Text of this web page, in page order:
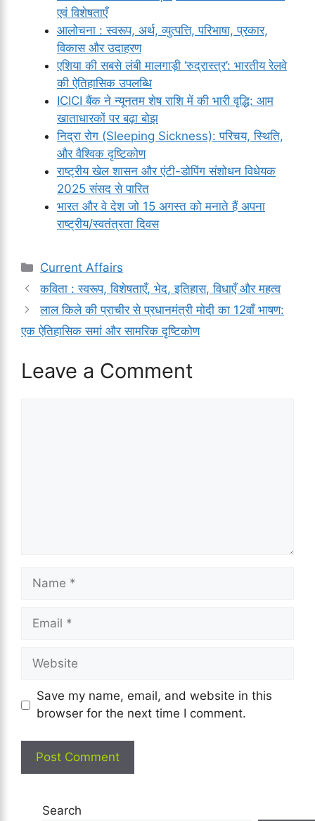
एवं विशेषताएँ
आलोचना : स्वरूप, अर्थ, व्युत्पत्ति, परिभाषा, प्रकार,
विकास और उदाहरण
एशिया की सबसे लंबी मालगाड़ी ‘रुद्रास्त्र’: भारतीय रेलवे
की ऐतिहासिक उपलब्धि
ICICI बैंक ने न्यूनतम शेष राशि में की भारी वृद्धि: आम
खाताधारकों पर बढ़ा बोझ
निद्रा रोग (Sleeping Sickness): परिचय, स्थिति,
और वैश्विक दृष्टिकोण
राष्ट्रीय खेल शासन और एंटी-डोपिंग संशोधन विधेयक
2025 संसद से पारित
भारत और वे देश जो 15 अगस्त को मनाते हैं अपना
राष्ट्रीय/स्वतंत्रता दिवस
Categories
Current Affairs
कविता : स्वरूप, विशेषताएँ, भेद, इतिहास, विधाएँ और महत्व
लाल किले की प्राचीर से प्रधानमंत्री मोदी का 12वाँ भाषण:
एक ऐतिहासिक समां और सामरिक दृष्टिकोण
Leave a Comment
Name
Email
Website
Save my name, email, and website in this
browser for the next time I comment.
Search